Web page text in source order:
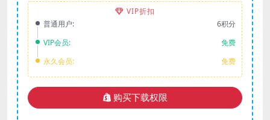
VIP折扣
普通用户:
6积分
VIP会员:
免费
永久会员:
免费
购买下载权限